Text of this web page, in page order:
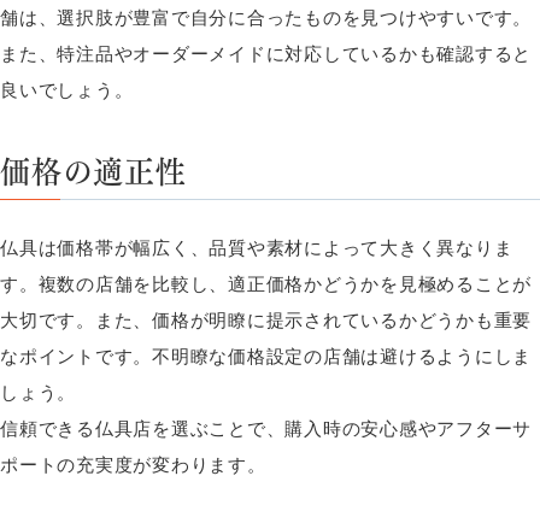
舗は、選択肢が豊富で自分に合ったものを見つけやすいです。
また、特注品やオーダーメイドに対応しているかも確認すると
良いでしょう。
価格の適正性
仏具は価格帯が幅広く、品質や素材によって大きく異なりま
す。複数の店舗を比較し、適正価格かどうかを見極めることが
大切です。また、価格が明瞭に提示されているかどうかも重要
なポイントです。不明瞭な価格設定の店舗は避けるようにしま
しょう。
信頼できる仏具店を選ぶことで、購入時の安心感やアフターサ
ポートの充実度が変わります。